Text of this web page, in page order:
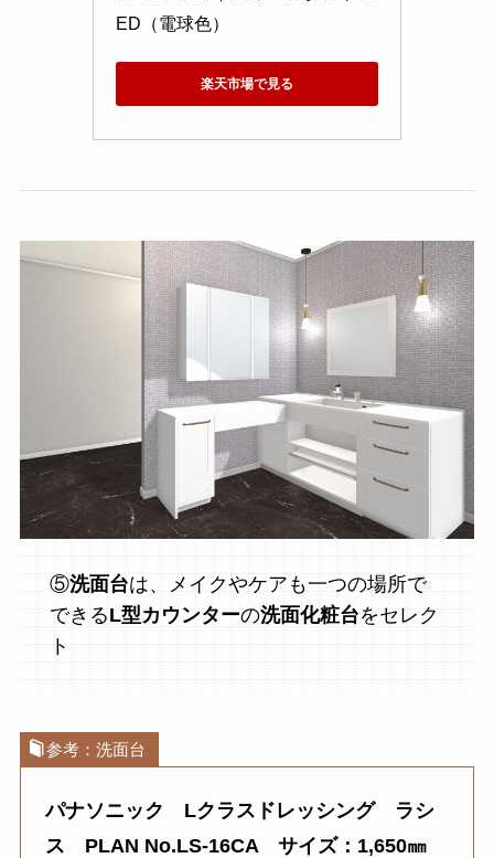
ED（電球色）
楽天市場で見る
⑤洗面台は、メイクやケアも一つの場所で
できるL型カウンターの洗面化粧台をセレク
ト
参考：洗面台
パナソニック Lクラスドレッシング ラシ
ス
PLAN No.LS-16CA サイズ：1,650㎜